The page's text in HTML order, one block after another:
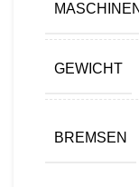
GEWICHT
BREMSEN